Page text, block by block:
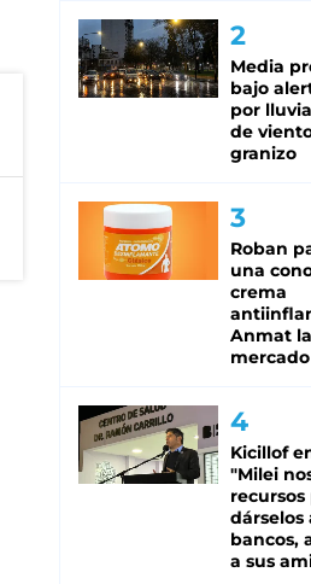
Media
bajo
por
de
granizo
Roban
una
crema
Anmat
mercado
Kicillof
"Milei
recursos
dárselos
bancos,
a sus